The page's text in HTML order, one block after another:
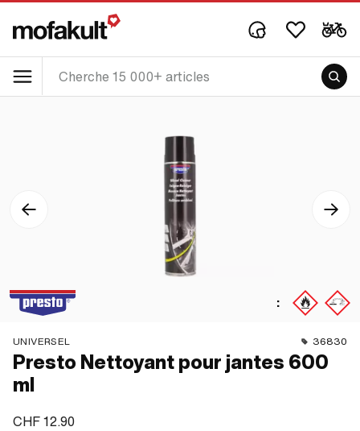
:
UNIVERSEL 36830
Presto Nettoyant pour jantes 600
ml
CHF 12.90